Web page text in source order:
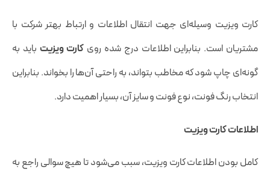
کارت ویزیت وسیله‌ای جهت انتقال اطلاعات و ارتباط بهتر شرکت با
مشتریان است. بنابراین اطلاعات درج شده روی کارت ویزیت باید به
گونه‌ای چاپ شود که مخاطب بتواند، به راحتی آن‌ها را بخواند. بنابراین
انتخاب رنگ فونت، نوع فونت و سایز آن، بسیار اهمیت دارد.
اطلاعات کارت ویزیت
کامل بودن اطلاعات کارت ویزیت، سبب می‌شود تا هیچ سوالی راجع به